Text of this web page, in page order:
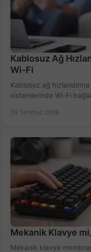
Kablosuz Ağ
Wi-Fi
Kablosuz ağ
sistemlerinde Wi-Fi
24 Temmuz 2026
Mekanik Klavye
Mekanik klavye